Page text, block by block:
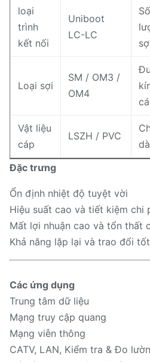
loại
trình
kết nối
Uniboot
LC-LC
Số
Loại sợi
SM / OM3 /
OM4
Vật liệu
cáp
LSZH / PVC
Đặc trưng
Ổn định nhiệt độ tuyệt vời
Hiệu suất cao và tiết kiệm chi
Mất lợi nhuận cao và tổn thất
Khả năng lặp lại và trao đổi tốt
Các ứng dụng
Trung tâm dữ liệu
Mạng truy cập quang
Mạng viễn thông
CATV, LAN, Kiểm tra & Đo